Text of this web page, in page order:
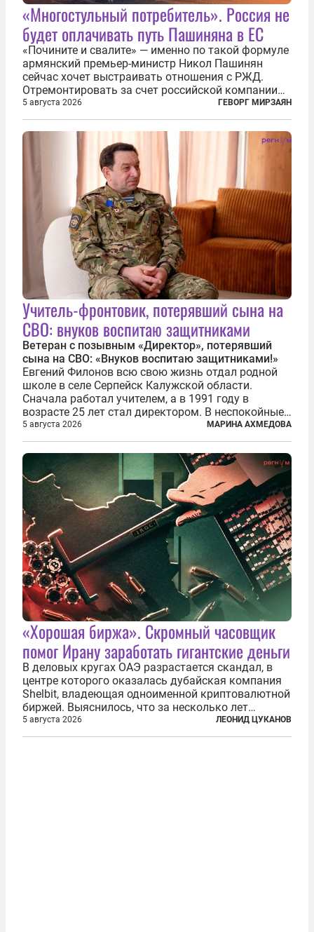
«Многостульный потребитель». Россия не
будет оплачивать путь Пашиняна в ЕС
«Почините и свалите» — именно по такой формуле
армянский премьер-министр Никол Пашинян
сейчас хочет выстраивать отношения с РЖД.
Отремонтировать за счет российской компании
железнодорожную инфраструктуру в районе
прохождения TRIPP (коридора, который должен
связать Азербайджан и Турцию через...
5 августа 2026 ГЕВОРГ МИРЗАЯН
Учитель-фронтовик, потерявший сына на
СВО: внуков воспитаю защитниками
Ветеран с позывным «Директор», потерявший
сына на СВО: «Внуков воспитаю защитниками!»
Евгений Филонов всю свою жизнь отдал родной
школе в селе Серпейск Калужской области.
Сначала работал учителем, а в 1991 году в
возрасте 25 лет стал директором. В неспокойные
90-е он сумел спасти школу от закрытия и со
временем сделал ее лучшей в районе. В 2023 году
в возрасте 57 лет вслед за сыном...
5 августа 2026 МАРИНА АХМЕДОВА
«Хорошая биржа». Скромный часовщик
помог Ирану заработать гигантские деньги
В деловых кругах ОАЭ разрастается скандал, в
центре которого оказалась дубайская компания
Shelbit, владеющая одноименной криптовалютной
биржей. Выяснилось, что за несколько лет
существования через Shelbit прошло не менее 4
млрд долларов в криптовалюте, принадлежащих
5 августа 2026 ЛЕОНИД ЦУКАНОВ